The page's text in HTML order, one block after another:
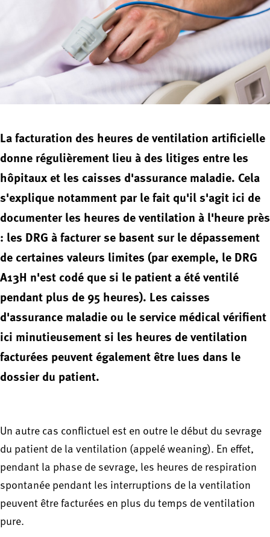
La facturation des heures de ventilation artificielle
donne régulièrement lieu à des litiges entre les
hôpitaux et les caisses d'assurance maladie. Cela
s'explique notamment par le fait qu'il s'agit ici de
documenter les heures de ventilation à l'heure près
: les DRG à facturer se basent sur le dépassement
de certaines valeurs limites (par exemple, le DRG
A13H n'est codé que si le patient a été ventilé
pendant plus de 95 heures). Les caisses
d'assurance maladie ou le service médical vérifient
ici minutieusement si les heures de ventilation
facturées peuvent également être lues dans le
dossier du patient.
Un autre cas conflictuel est en outre le début du sevrage
du patient de la ventilation (appelé weaning). En effet,
pendant la phase de sevrage, les heures de respiration
spontanée pendant les interruptions de la ventilation
peuvent être facturées en plus du temps de ventilation
pure.